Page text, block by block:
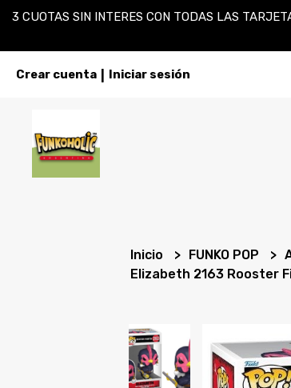
3 CUOTAS SIN INTERES CON TODAS LAS
Crear cuenta Iniciar sesión
Inicio FUNKO POP
Elizabeth 2163 Rooster